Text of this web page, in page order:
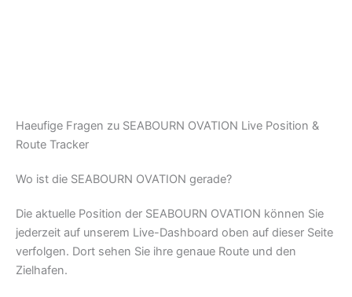
Haeufige Fragen zu SEABOURN OVATION Live Position &
Route Tracker
Wo ist die SEABOURN OVATION gerade?
Die aktuelle Position der SEABOURN OVATION können Sie
jederzeit auf unserem Live-Dashboard oben auf dieser Seite
verfolgen. Dort sehen Sie ihre genaue Route und den
Zielhafen.